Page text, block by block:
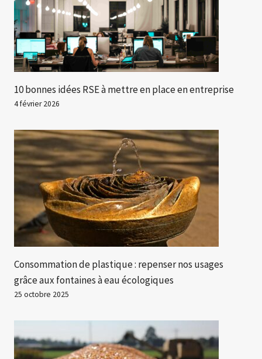
10 bonnes idées RSE à mettre en place en entreprise
4 février 2026
Consommation de plastique : repenser nos usages
grâce aux fontaines à eau écologiques
25 octobre 2025